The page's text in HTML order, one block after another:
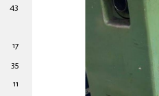
43
17
35
11